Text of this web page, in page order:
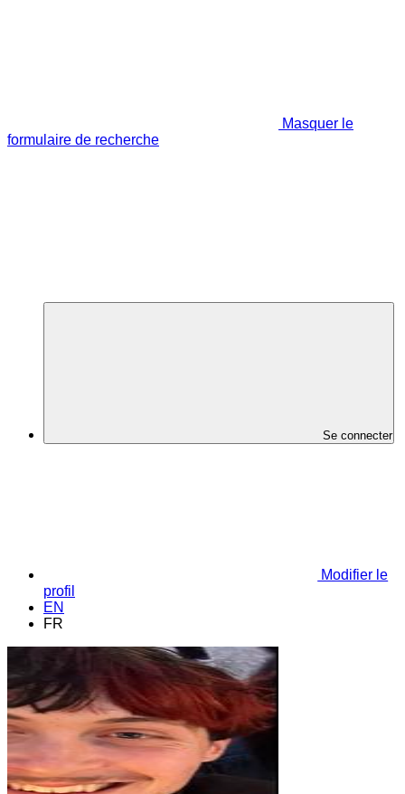
Masquer le
formulaire de recherche
Se connecter
Modifier le
profil
EN
FR